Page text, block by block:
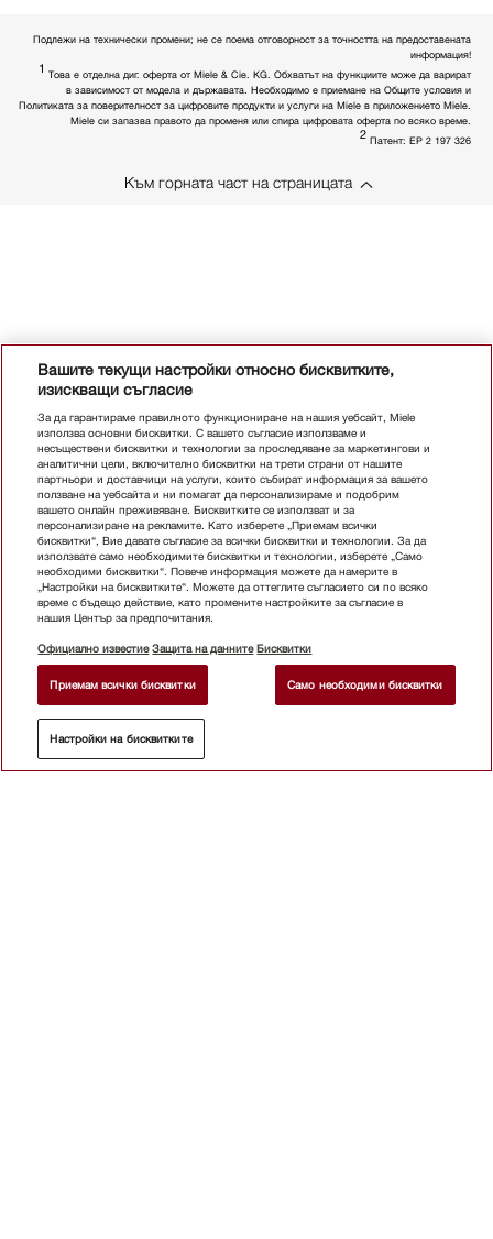
Подлежи на технически промени; не се поема отговорност за точността на предоставената
информация!
1 Това е отделна диг. оферта от Miele & Cie. KG. Обхватът на функциите може да варират
в зависимост от модела и държавата. Необходимо е приемане на Общите условия и
Политиката за поверителност за цифровите продукти и услуги на Miele в приложението Miele.
Miele си запазва правото да променя или спира цифровата оферта по всяко време.
2 Патент: EP 2 197 326
Към горната част на страницата
Вашите текущи настройки относно бисквитките,
изискващи съгласие
За да гарантираме правилното функциониране на нашия уебсайт, Miele
използва основни бисквитки. С вашето съгласие използваме и
несъществени бисквитки и технологии за проследяване за маркетингови и
аналитични цели, включително бисквитки на трети страни от нашите
партньори и доставчици на услуги, които събират информация за вашето
ползване на уебсайта и ни помагат да персонализираме и подобрим
вашето онлайн преживяване. Бисквитките се използват и за
персонализиране на рекламите. Като изберете „Приемам всички
бисквитки“, Вие давате съгласие за всички бисквитки и технологии. За да
използвате само необходимите бисквитки и технологии, изберете „Само
необходими бисквитки“. Повече информация можете да намерите в
„Настройки на бисквитките“. Можете да оттеглите съгласието си по всяко
време с бъдещо действие, като промените настройките за съгласие в
нашия Център за предпочитания.
Официално известие Защита на данните Бисквитки
Приемам всички бисквитки Само необходими бисквитки
Настройки на бисквитките